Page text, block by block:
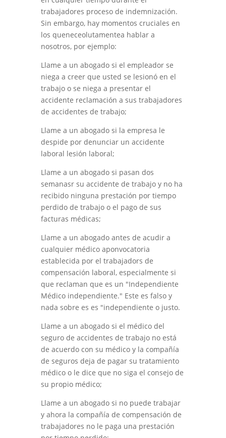
trabajadores proceso de indemnización.
Sin embargo, hay momentos cruciales en
los queneceolutamentea hablar a
nosotros, por ejemplo:
Llame a un abogado si el empleador se
niega a creer que usted se lesionó en el
trabajo o se niega a presentar el
accidente reclamación a sus trabajadores
de accidentes de trabajo;
Llame a un abogado si la empresa le
despide por denunciar un accidente
laboral lesión laboral;
Llame a un abogado si pasan dos
semanasr su accidente de trabajo y no ha
recibido ninguna prestación por tiempo
perdido de trabajo o el pago de sus
facturas médicas;
Llame a un abogado antes de acudir a
cualquier médico aponvocatoria
establecida por el trabajadors de
compensación laboral, especialmente si
que reclaman que es un "Independiente
Médico independiente." Este es falso y
nada sobre es es "independiente o justo.
Llame a un abogado si el médico del
seguro de accidentes de trabajo no está
de acuerdo con su médico y la compañía
de seguros deja de pagar su tratamiento
médico o le dice que no siga el consejo de
su propio médico;
Llame a un abogado si no puede trabajar
y ahora la compañía de compensación de
trabajadores no le paga una prestación